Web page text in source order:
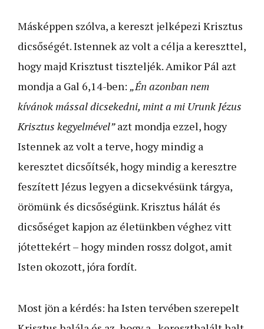
Másképpen szólva, a kereszt jelképezi Krisztus
dicsőségét. Istennek az volt a célja a kereszttel,
hogy majd Krisztust tiszteljék. Amikor Pál azt
mondja a Gal 6,14-ben: „Én azonban nem
kívánok mással dicsekedni, mint a mi Urunk Jézus
Krisztus kegyelmével”azt mondja ezzel, hogy
Istennek az volt a terve, hogy mindig a
keresztet dicsőítsék, hogy mindig a keresztre
feszített Jézus legyen a dicsekvésünk tárgya,
örömünk és dicsőségünk. Krisztus hálát és
dicsőséget kapjon az életünkben véghez vitt
jótettekért – hogy minden rossz dolgot, amit
Isten okozott, jóra fordít.
Most jön a kérdés: ha Isten tervében szerepelt